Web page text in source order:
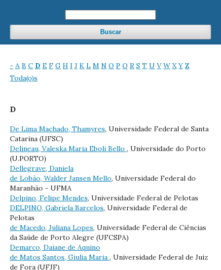
Buscar
- A B C D E F G H I J K L M N O P Q R S T U V W X Y Z
Toda(o)s
D
De Lima Machado, Thamyres, Universidade Federal de Santa
Catarina (UFSC)
Delineau, Valeska Maria Eboli Bello , Universidade do Porto
(U.PORTO)
Dellegrave, Daniela
de Lobão, Walder Jansen Mello, Universidade Federal do
Maranhão - UFMA
Delpino, Felipe Mendes, Universidade Federal de Pelotas
DELPINO, Gabriela Barcelos, Universidade Federal de
Pelotas
de Macedo, Juliana Lopes, Universidade Federal de Ciências
da Saúde de Porto Alegre (UFCSPA)
Demarco, Daiane de Aquino
de Matos Santos, Giulia Maria , Universidade Federal de Juiz
de Fora (UFJF)